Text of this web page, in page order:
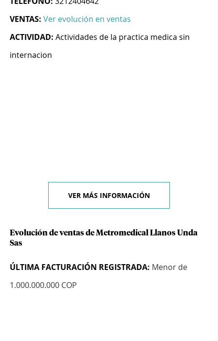
VENTAS: Ver evolución en ventas
ACTIVIDAD: Actividades de la practica medica sin
internacion
VER MÁS INFORMACIÓN
Evolución de ventas de Metromedical Llanos Unda
Sas
ÚLTIMA FACTURACIÓN REGISTRADA: Menor de
1.000.000.000 COP